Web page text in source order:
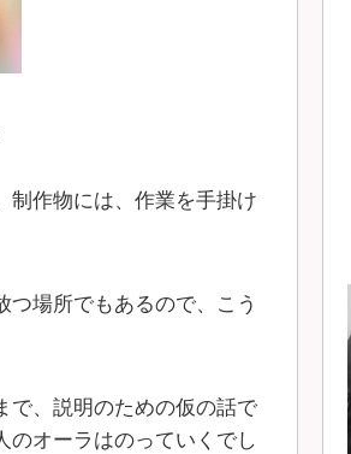
制作物には、作業を手掛け
場所でもあるので、こう
で、説明のための仮の話で
のオーラはのっていくでし